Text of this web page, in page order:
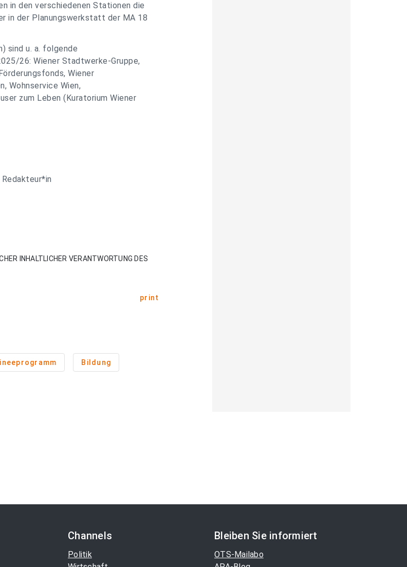
in den verschiedenen Stationen die
in der Planungswerkstatt der MA 18
sind u. a. folgende
26: Wiener Stadtwerke-Gruppe,
Wiener
Wohnservice Wien,
zum Leben (Kuratorium Wiener
INHALTLICHER VERANTWORTUNG DES
print
Bildung
Channels
Politik
Bleiben Sie informiert
OTS-Mailabo